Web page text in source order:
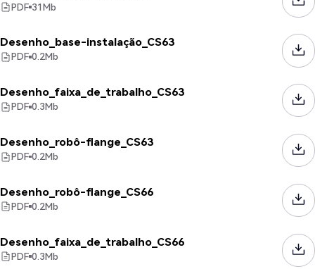
PDF 31Mb
Desenho_base-instalação_CS63
PDF 0.2Mb
Desenho_faixa_de_trabalho_CS63
PDF 0.3Mb
Desenho_robô-flange_CS63
PDF 0.2Mb
Desenho_robô-flange_CS66
PDF 0.2Mb
Desenho_faixa_de_trabalho_CS66
PDF 0.3Mb